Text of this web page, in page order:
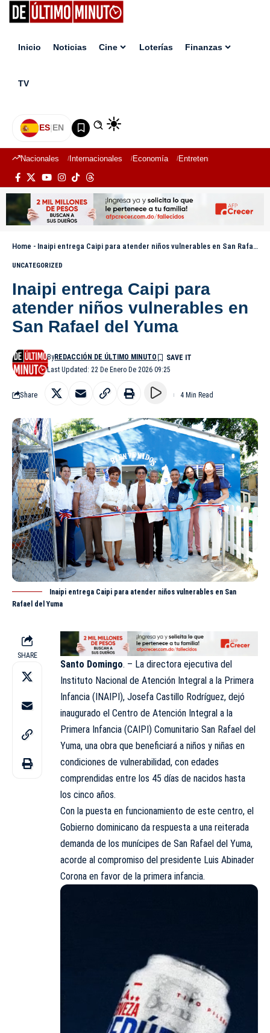
Inicio Noticias Cine Loterías Finanzas
TV
ES|EN
Nacionales Internacionales Economía Entretenimiento
Home - Inaipi entrega Caipi para atender niños vulnerables en San Rafael del Yuma
UNCATEGORIZED
Inaipi entrega Caipi para
atender niños vulnerables en
San Rafael del Yuma
Last Updated: 22 De Enero De 2026 09:25
ByREDACCIÓN DE ÚLTIMO MINUTO
Share 4 Min Read
Inaipi entrega Caipi para atender niños vulnerables en San
Rafael del Yuma
SHARE
Santo Domingo. – La directora ejecutiva del
Instituto Nacional de Atención Integral a la Primera
Infancia (INAIPI), Josefa Castillo Rodríguez, dejó
inaugurado el Centro de Atención Integral a la
Primera Infancia (CAIPI) Comunitario San Rafael del
Yuma, una obra que beneficiará a niños y niñas en
condiciones de vulnerabilidad, con edades
comprendidas entre los 45 días de nacidos hasta
los cinco años.
Con la puesta en funcionamiento de este centro, el
Gobierno dominicano da respuesta a una reiterada
demanda de los munícipes de San Rafael del Yuma,
acorde al compromiso del presidente Luis Abinader
Corona en favor de la primera infancia.